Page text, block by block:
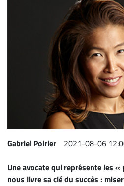
CARRIÈRE
EMPLOIS
AVOCATS
JURISTES
Gabriel Poirier 2021-08-06
Une avocate qui représente les
nous livre sa clé du succès :